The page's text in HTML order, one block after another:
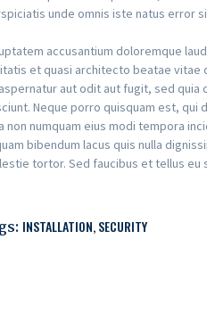
unde omnis iste natus error
accusantium doloremque
et quasi architecto beatae vitae
aut odit aut fugit, sed quia
Neque porro quisquam est,
non numquam eius modi tempora
bibendum lacus quis nulla
tortor. Sed faucibus et tellus eu
INSTALLATION,SECURITY